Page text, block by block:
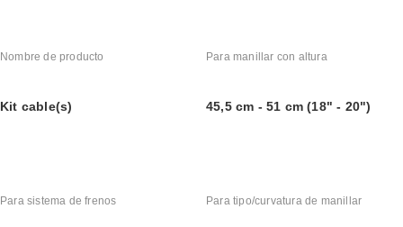
Nombre de producto
Kit cable(s)
Para manillar con altura
45,5 cm - 51 cm (18" - 20")
Para sistema de frenos Para tipo/curvatura de manillar